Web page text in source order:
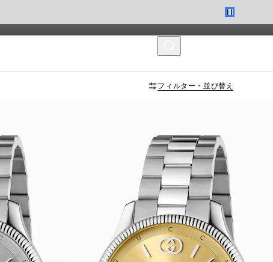
フィルター・並び替え